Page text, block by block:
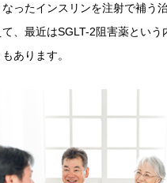
ったインスリンを注射で補う
、最近はSGLT-2阻害薬という
あります。